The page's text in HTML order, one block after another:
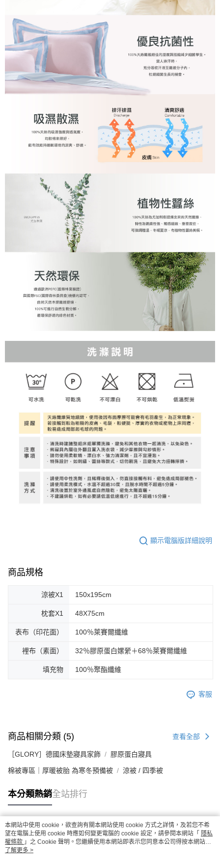
顯示電腦版詳細說明
商品規格
涼被X1 150x195cm
枕套X1 48X75cm
表布（印花面） 100％萊賽爾纖維
裡布（素面） 32％膠原蛋白嫘縈＋68％萊賽爾纖維
填充物 100％聚酯纖維
客服
商品相關分類 (5) 查看全部
［GLORY］德國床墊寢具家飾 膠原蛋白寢具
棉被專區｜厚暖被胎 為寒冬預備被 涼被 / 四季被
本分類熱銷全站排行
熱門標籤
本網站中使用 cookie，欲查詢有關本網站使用 cookie 方式之詳情，及若您不希
望在電腦上使用 cookie 時應如何變更電腦的 cookie 設定，請參閱本網站「 隱私
權條款 」之 Cookie 聲明。您繼續使用本網站即表示您同意本公司得按本網站使
用條款之 Cookie 聲明使用 cookie。
了解更多 >